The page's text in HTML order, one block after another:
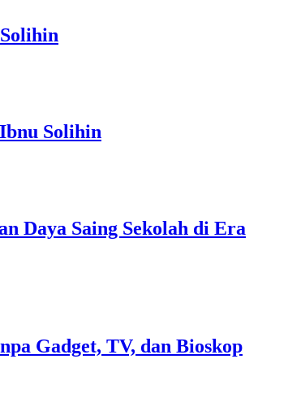
Solihin
Daya Saing Sekolah di Era
Gadget, TV, dan Bioskop